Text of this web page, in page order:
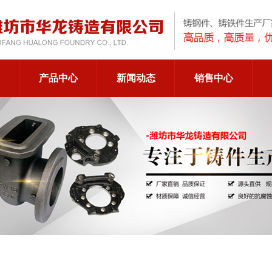
产品中心 新闻动态 销售中心